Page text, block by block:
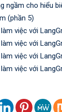
ngầm cho hiểu
(phần 5)
việc với
việc với
việc với
việc với